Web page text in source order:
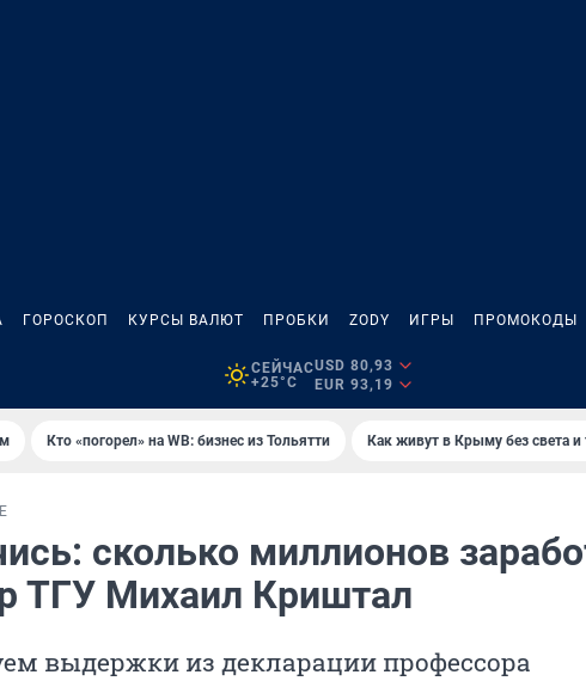
ГОРОСКОП КУРСЫ ВАЛЮТ ПРОБКИ ZODY ИГРЫ ПРОМОКОДЫ
СЕЙЧАС
+25°C
USD 80,93
EUR 93,19
Кто «погорел» на WB: бизнес из Тольятти Как живут в Крыму без света и
сколько миллионов
ТГУ Михаил Криштал
выдержки из декларации профессора